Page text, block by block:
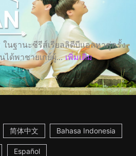
ในฐานะซีรีส์เรียลลิตีบีแอลหาคู่ครั้ง
ด้พาชายเกย์ผู้... เพิ่มเติม
简体中文 Bahasa Indonesia
Español